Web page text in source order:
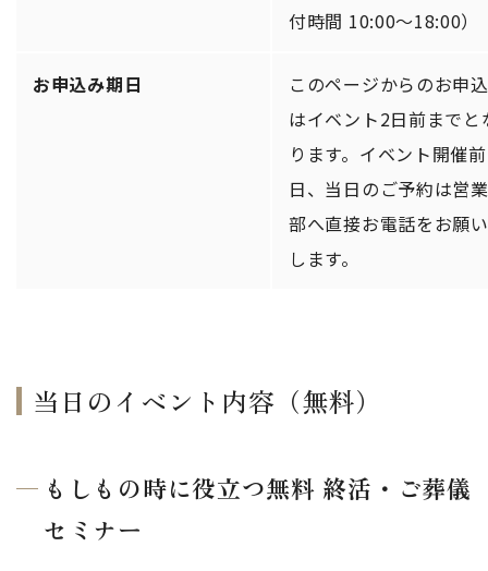
付時間 10:00～18:00）
お申込み期日
このページからのお申
はイベント2日前までと
ります。イベント開催前
日、当日のご予約は営
部へ直接お電話をお願
します。
当日のイベント内容（無料）
もしもの時に役立つ無料 終活・ご葬儀
セミナー